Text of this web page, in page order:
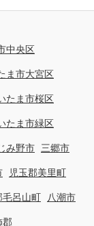
中央区
ま市大宮区
たま市桜区
たま市緑区
み野市 三郷市
児玉郡美里町
毛呂山町 八潮市
郡